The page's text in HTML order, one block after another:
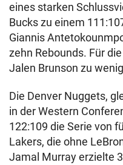
eines starken
Bucks zu einem
Giannis
zehn Rebounds. Für
Jalen Brunson zu
Die Denver Nuggets,
in der Western
122:109 die Serie von
Lakers, die ohne
Jamal Murray erzielte